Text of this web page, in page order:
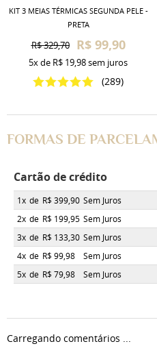
KIT 3 MEIAS TÉRMICAS SEGUNDA PELE -
PRETA
R$ 329,70 R$ 99,90
(289)
5xde R$ 19,98sem juros
FORMAS DE
Cartão de crédito
1x de R$ 399,90 Sem Juros
2x de R$ 199,95 Sem Juros
3x de R$ 133,30 Sem Juros
4x de R$ 99,98 Sem Juros
5x de R$ 79,98 Sem Juros
Carregando comentários ...